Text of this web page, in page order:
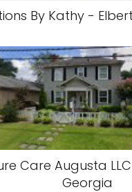
By Kathy -
Care Augusta
Georgia